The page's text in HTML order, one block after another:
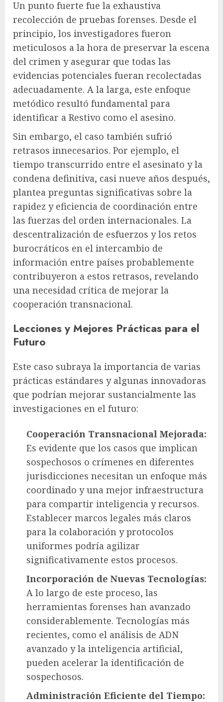
Un punto fuerte fue la exhaustiva
recolección de pruebas forenses. Desde el
principio, los investigadores fueron
meticulosos a la hora de preservar la escena
del crimen y asegurar que todas las
evidencias potenciales fueran recolectadas
adecuadamente. A la larga, este enfoque
metódico resultó fundamental para
identificar a Restivo como el asesino.
Sin embargo, el caso también sufrió
retrasos innecesarios. Por ejemplo, el
tiempo transcurrido entre el asesinato y la
condena definitiva, casi nueve años después,
plantea preguntas significativas sobre la
rapidez y eficiencia de coordinación entre
las fuerzas del orden internacionales. La
descentralización de esfuerzos y los retos
burocráticos en el intercambio de
información entre países probablemente
contribuyeron a estos retrasos, revelando
una necesidad crítica de mejorar la
cooperación transnacional.
Lecciones y Mejores Prácticas para el
Futuro
Este caso subraya la importancia de varias
prácticas estándares y algunas innovadoras
que podrían mejorar sustancialmente las
investigaciones en el futuro:
Cooperación Transnacional Mejorada:
Es evidente que los casos que implican
sospechosos o crímenes en diferentes
jurisdicciones necesitan un enfoque más
coordinado y una mejor infraestructura
para compartir inteligencia y recursos.
Establecer marcos legales más claros
para la colaboración y protocolos
uniformes podría agilizar
significativamente estos procesos.
Incorporación de Nuevas Tecnologías:
A lo largo de este proceso, las
herramientas forenses han avanzado
considerablemente. Tecnologías más
recientes, como el análisis de ADN
avanzado y la inteligencia artificial,
pueden acelerar la identificación de
sospechosos.
Administración Eficiente del Tiempo: